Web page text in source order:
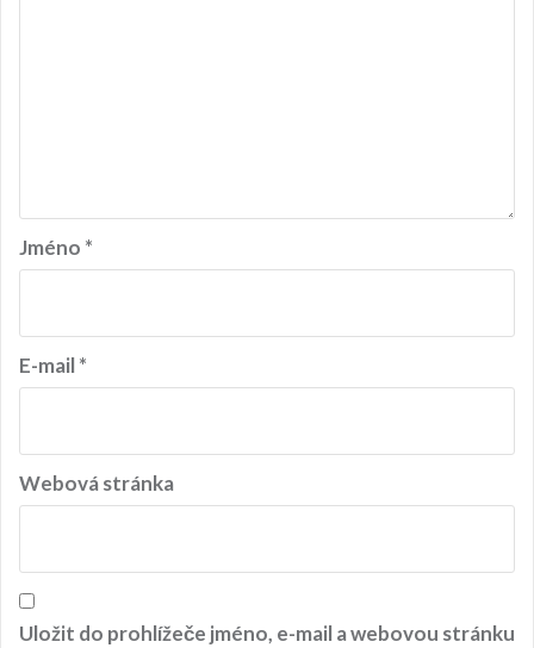
Jméno *
E-mail*
Webová stránka
Uložit do prohlížeče jméno, e-mail a webovou stránku